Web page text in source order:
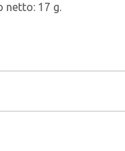
netto: 17 g.